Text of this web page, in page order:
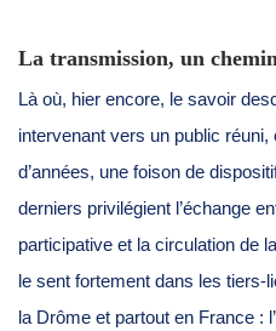
La transmission, un
Là où, hier encore, le savoir
intervenant vers un public
d’années, une foison de
derniers privilégient l’échange
participative et la circulation de
le sent fortement dans les tiers-
la Drôme et partout en France :